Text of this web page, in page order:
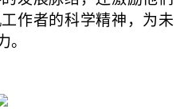
作者的科学精神，为未
。